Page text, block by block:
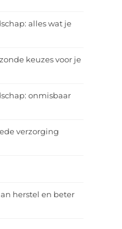
alles wat je
keuzes voor je
onmisbaar
verzorging
herstel en beter